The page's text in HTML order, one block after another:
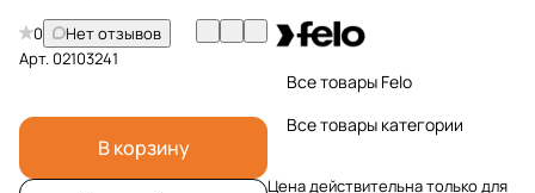
0
Нет отзывов
Арт.02103241
В корзину
Все товары Felo
Все товары категории
Цена действительна только для